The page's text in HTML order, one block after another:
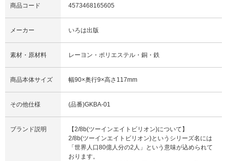
商品コード 4573468165605
メーカー いろは出版
素材・原材料 レーヨン・ポリエステル・銅・鉄
商品本体サイズ 幅90×奥行9×高さ117mm
その他仕様 (品番)GKBA-01
ブランド説明
【2/8b(ツーインエイトビリオン)について】
2/8b(ツーインエイトビリオン)というシリーズ名には
「世界人口80億人分の2人」という意味が込められて
おります。